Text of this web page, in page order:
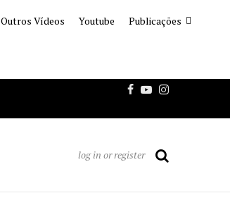
Outros Vídeos Youtube Publicações
log in or register